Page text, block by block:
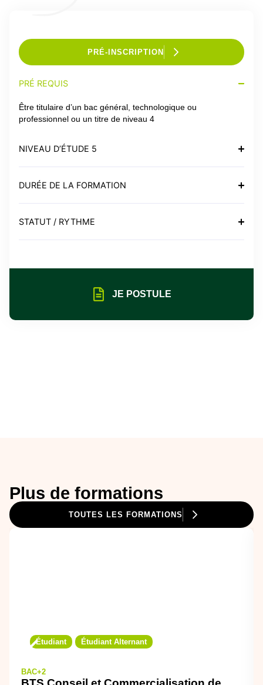
PRÉ-INSCRIPTION
PRÉ REQUIS
Être titulaire d’un bac général, technologique ou
professionnel ou un titre de niveau 4
NIVEAU D’ÉTUDE 5
DURÉE DE LA FORMATION
STATUT / RYTHME
JE POSTULE
Plus de formations
TOUTES LES FORMATIONS
Étudiant Étudiant Alternant
BAC+2